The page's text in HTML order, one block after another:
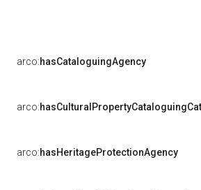
arco:hasCataloguingAgency
arco:
arco:hasHeritageProtectionAgency